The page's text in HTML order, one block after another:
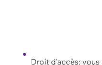
Droit d'accès: